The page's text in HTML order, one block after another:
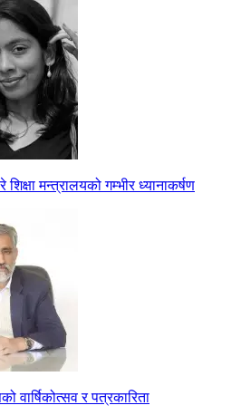
मन्त्रालयको गम्भीर ध्यानाकर्षण
वार्षिकोत्सव र पत्रकारिता